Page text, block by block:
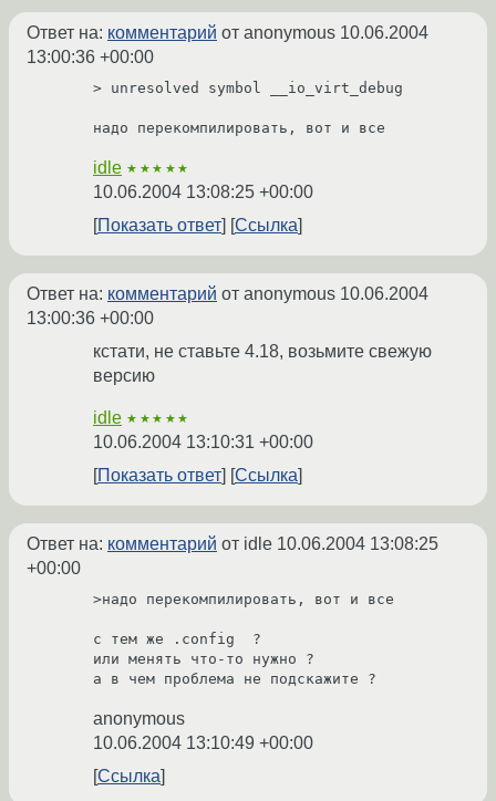
Ответ на: комментарий от anonymous 10.06.2004
13:00:36 +00:00
> unresolved symbol __io_virt_debug
надо перекомпилировать, вот и все
idle ★★★★★
10.06.2004 13:08:25 +00:00
Показать ответ
Ссылка
Ответ на: комментарий от anonymous 10.06.2004
13:00:36 +00:00
кстати, не ставьте 4.18, возьмите свежую
версию
idle ★★★★★
10.06.2004 13:10:31 +00:00
Показать ответ
Ссылка
Ответ на: комментарий от idle 10.06.2004 13:08:25
+00:00
>надо перекомпилировать, вот и все
с тем же .config  ?
или менять что-то нужно ?
а в чем проблема не подскажите ?
anonymous
10.06.2004 13:10:49 +00:00
Ссылка